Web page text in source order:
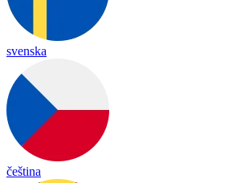
svenska
čeština